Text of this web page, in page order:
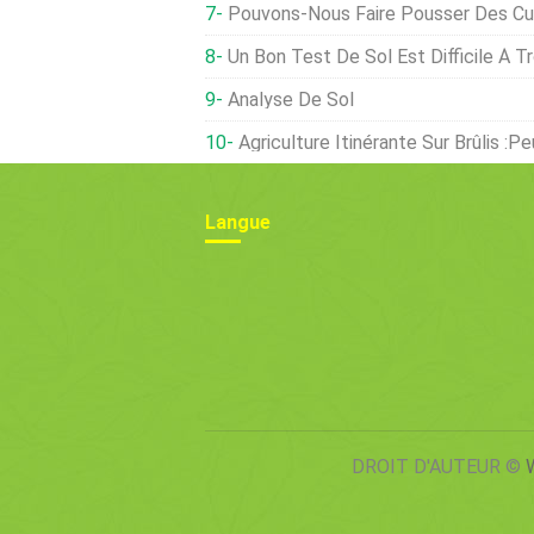
Pouvons-Nous Faire Pousser Des
Un Bon Test De Sol Est Difficile À
Analyse De Sol
Agriculture Itinérante Sur Brûlis
Langue
DROIT D'AUTEUR ©